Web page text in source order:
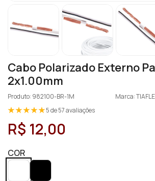
Cabo Polarizado Externo
2x1.00mm
Produto: 982100-BR-1M
Marca:
5 de 57 avaliações
R$ 12,00
COR